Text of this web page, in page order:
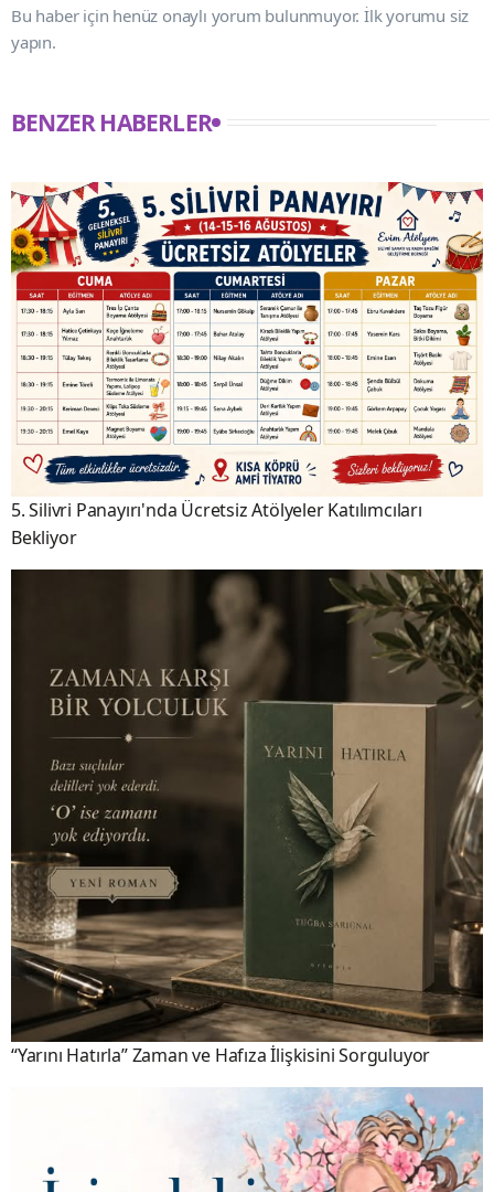
Bu haber için henüz onaylı yorum bulunmuyor. İlk yorumu siz
yapın.
BENZER HABERLER
5. Silivri Panayırı'nda Ücretsiz Atölyeler Katılımcıları
Bekliyor
“Yarını Hatırla” Zaman ve Hafıza İlişkisini Sorguluyor